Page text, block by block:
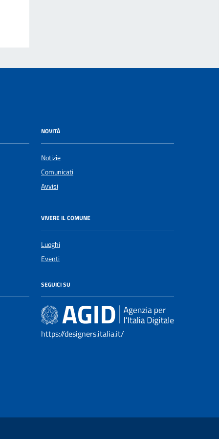
NOVITÀ
Notizie
Comunicati
Avvisi
VIVERE IL COMUNE
Luoghi
Eventi
SEGUICI SU
https://designers.italia.it/